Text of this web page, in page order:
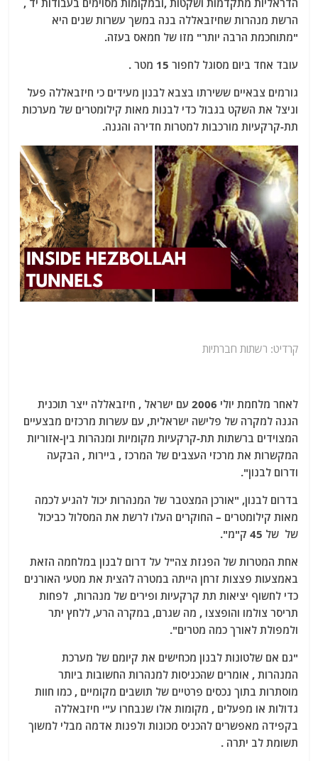
p
o
k
הדראליות מתקדמות ושקטות ,ובמקומות מסוימים בעבודות יד ,
הרשת מנהרות שחיזבאללה בנה במשך עשרות שנים היא
"מתוחכמת הרבה יותר" מזו של חמאס בעזה.
עובד אחד ביום מסוגל לחפור 15 מטר .
גורמים צבאיים ששירתו בצבא לבנון מעידים כי חיזבאללה פעל
וניצל את השקט בגבול כדי לבנות מאות קילומטרים של מערכות
תת-קרקעיות מורכבות למטרות חדירה והגנה.
קרדיט: רשתות חברתיות
לאחר מלחמת יולי 2006 עם ישראל , חיזבאללה ייצר תוכנית
הגנה למקרה של פלישה ישראלית, עם עשרות מרכזים מבצעיים
המצוידים ברשתות תת-קרקעיות מקומיות ומנהרות בין-אזוריות
המקשרות את מרכזי העצבים של המרכז , ביירות , הבקעה
ודרום לבנון".
בדרום לבנון, "אורכן המצטבר של המנהרות יכול להגיע לכמה
מאות קילומטרים – החוקרים העלו לרשת את המסלול כביכול
של של 45 ק"מ".
אחת המטרות של הפגזת צה"ל על דרום לבנון במלחמה הזאת
באמצעות פצצות זרחן הייתה במטרה להצית את מטעי האורנים
כדי לחשוף יציאות תת קרקעיות ופירים של מנהרות, לפחות
תריסר צולמו והופצצו , מה שגרם, במקרה הרע, ללחץ יתר
ולמפולת לאורך כמה מטרים".
"גם אם שלטונות לבנון מכחישים את קיומם של מערכת
המנהרות , אומרים שהכניסות למנהרות החשובות ביותר
מוסתרות בתוך נכסים פרטיים של תושבים מקומיים , כמו חוות
גדולות או מפעלים , מקומות אלו שנבחרו ע"י חיזבאללה
בקפידה מאפשרים להכניס מכונות ולפנות אדמה מבלי למשוך
תשומת לב יתרה .